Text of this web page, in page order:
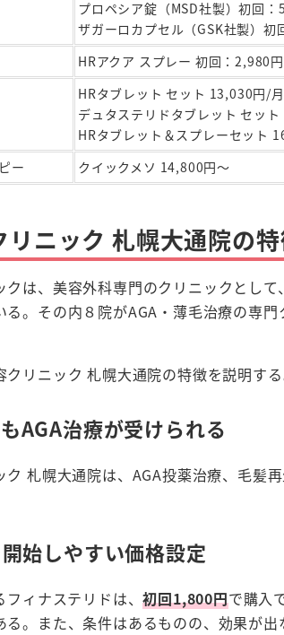
プロペシア錠（MSD社製）初回：
ザガーロカプセル（GSK社製）初
HRアクア スプレー 初回：2,980
HRタブレット セット 13,030円/
デュタステリドタブレット セット
HRタブレット＆スプレーセット
ー
クイックメソ 14,800円～
リニック 札幌大通院の
クは、美容外科専門のクリニックとし
る。その内８院がAGA・薄毛治療の専
リニック 札幌大通院の特徴を説明する
AGA治療が受けられる
ク 札幌大通院は、AGA投薬治療、毛髪
始しやすい価格設定
フィナステリドは、初回1,800円で購入
る。また、条件はあるものの、効果が